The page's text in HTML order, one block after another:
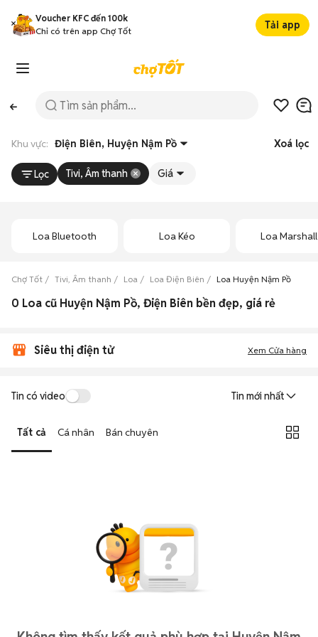
Voucher KFC đến 100k
Chỉ có trên app Chợ Tốt
Tải app
Khu vực: Điện Biên, Huyện Nậm Pồ Xoá lọc
Lọc Tivi, Âm thanh Giá
Loa Bluetooth Loa Kéo Loa Marshall
Chợ Tốt Tivi, Âm thanh Loa Loa Điện Biên Loa Huyện Nậm Pồ
0 Loa cũ Huyện Nậm Pồ, Điện Biên bền đẹp, giá rẻ
Siêu thị điện tử Xem Cửa hàng
Tin có video Tin mới nhất
Tất cả Cá nhân Bán chuyên